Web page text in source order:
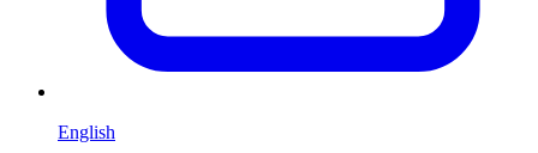
English